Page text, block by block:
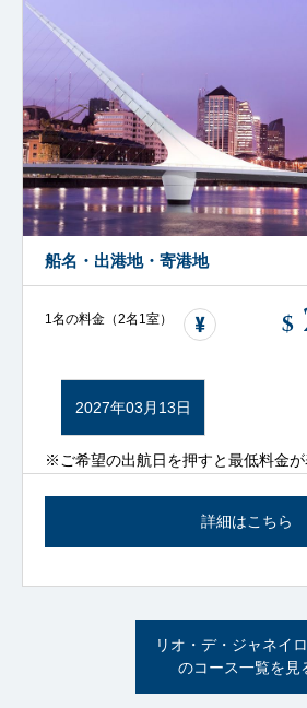
船名・出港地・寄港地
1名の料金（2名1室） $
2027年03月13日
※ご希望の出航日を押すと最低料金
詳細はこちら
リオ・デ・ジャネイ
のコース一覧を見